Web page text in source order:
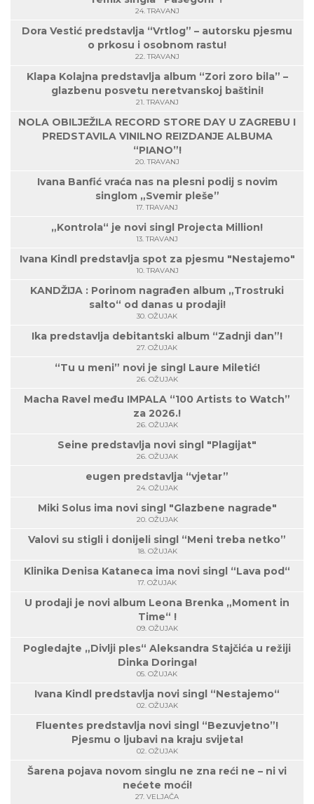
24. TRAVANJ
Dora Vestić predstavlja “Vrtlog” – autorsku pjesmu
o prkosu i osobnom rastu!
22. TRAVANJ
Klapa Kolajna predstavlja album “Zori zoro bila” –
glazbenu posvetu neretvanskoj baštini!
21. TRAVANJ
NOLA OBILJEŽILA RECORD STORE DAY U ZAGREBU I
PREDSTAVILA VINILNO REIZDANJE ALBUMA
“PIANO”!
20. TRAVANJ
Ivana Banfić vraća nas na plesni podij s novim
singlom „Svemir pleše”
17. TRAVANJ
„Kontrola“ je novi singl Projecta Million!
13. TRAVANJ
Ivana Kindl predstavlja spot za pjesmu "Nestajemo"
10. TRAVANJ
KANDŽIJA : Porinom nagrađen album „Trostruki
salto“ od danas u prodaji!
30. OŽUJAK
Ika predstavlja debitantski album “Zadnji dan”!
27. OŽUJAK
“Tu u meni” novi je singl Laure Miletić!
26. OŽUJAK
Macha Ravel među IMPALA “100 Artists to Watch”
za 2026.!
26. OŽUJAK
Seine predstavlja novi singl "Plagijat"
26. OŽUJAK
eugen predstavlja “vjetar”
24. OŽUJAK
Miki Solus ima novi singl "Glazbene nagrade"
20. OŽUJAK
Valovi su stigli i donijeli singl “Meni treba netko”
18. OŽUJAK
Klinika Denisa Kataneca ima novi singl “Lava pod“
17. OŽUJAK
U prodaji je novi album Leona Brenka „Moment in
Time“ !
09. OŽUJAK
Pogledajte „Divlji ples“ Aleksandra Stajčića u režiji
Dinka Doringa!
05. OŽUJAK
Ivana Kindl predstavlja novi singl “Nestajemo“
02. OŽUJAK
Fluentes predstavlja novi singl “Bezuvjetno”!
Pjesmu o ljubavi na kraju svijeta!
02. OŽUJAK
Šarena pojava novom singlu ne zna reći ne – ni vi
nećete moći!
27. VELJAČA